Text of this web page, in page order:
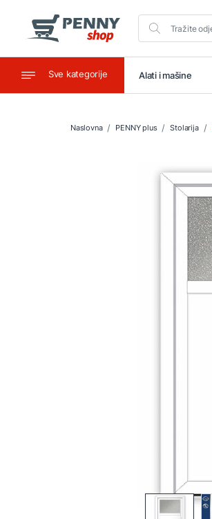
Sve kategorije
Ugostiteljstvo Alati i mašine
Naslovna PENNY plus Stolarija